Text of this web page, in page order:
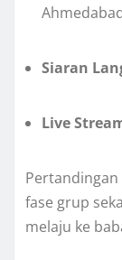
Siaran
Live
fase grup
melaju ke